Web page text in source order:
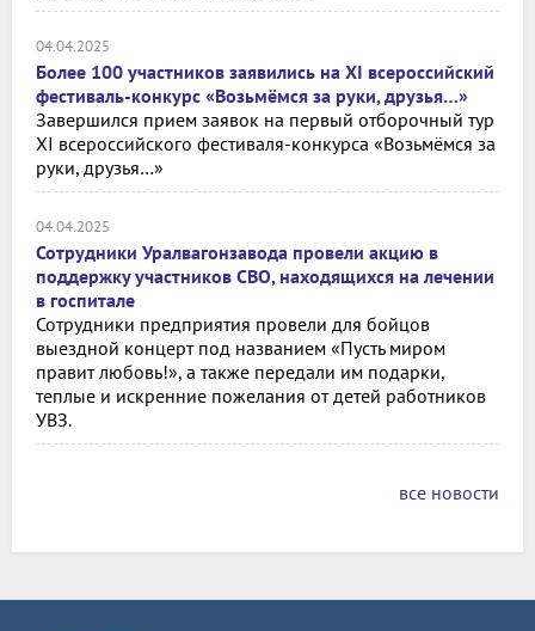
04.04.2025
Более 100 участников заявились на XI всероссийский
фестиваль-конкурс «Возьмёмся за руки, друзья…»
Завершился прием заявок на первый отборочный тур
XI всероссийского фестиваля-конкурса «Возьмёмся за
руки, друзья…»
04.04.2025
Сотрудники Уралвагонзавода провели акцию в
поддержку участников СВО, находящихся на лечении
в госпитале
Сотрудники предприятия провели для бойцов
выездной концерт под названием «Пусть миром
правит любовь!», а также передали им подарки,
теплые и искренние пожелания от детей работников
УВЗ.
все новости